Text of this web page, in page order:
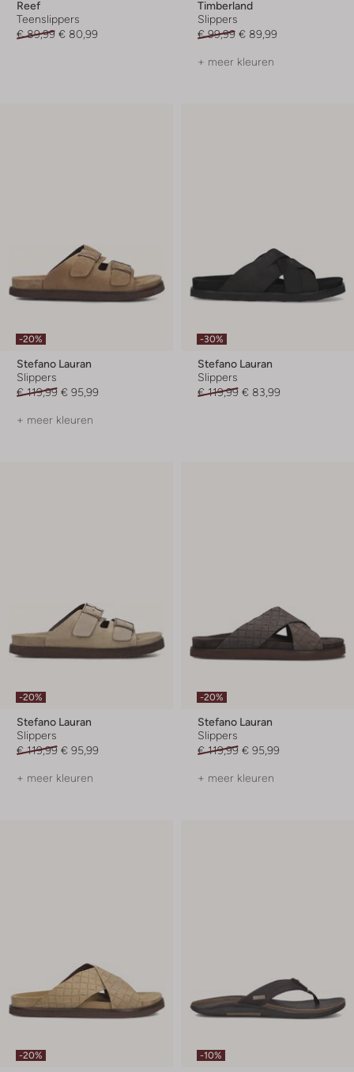
Reef
Teenslippers
€ 89,99 € 80,99
Timberland
Slippers
€ 99,99 € 89,99
+ meer kleuren
-20%
Stefano Lauran
Slippers
€ 119,99 € 95,99
+ meer kleuren
-30%
Stefano Lauran
Slippers
€ 119,99 € 83,99
-20%
Stefano Lauran
Slippers
€ 119,99 € 95,99
+ meer kleuren
-20%
Stefano Lauran
Slippers
€ 119,99 € 95,99
+ meer kleuren
-20% -10%